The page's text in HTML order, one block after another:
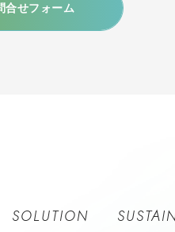
合せフォーム
SOLUTION